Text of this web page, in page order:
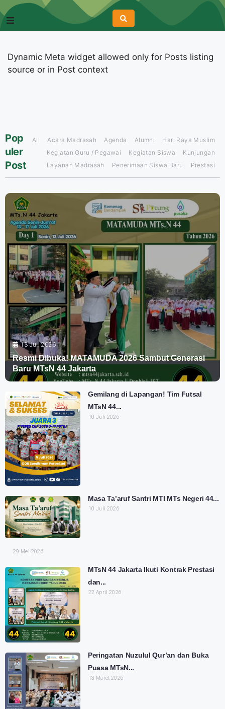
Dynamic Meta widget allowed only for Posts listing
source or in Post context
Pop
uler
Post
All Acara Madrasah Agenda Alumni
Hari Raya Muslim
Kegiatan Guru / Pegawai
Kegiatan Siswa
Kunjungan
Layanan Madrasah
Penerimaan Siswa Baru Prestasi
13 Juli 2026
Resmi Dibuka! MATAMUDA 2026 Sambut Generasi
Baru MTsN 44 Jakarta
Gemilang di Lapangan! Tim Futsal
MTsN 44...
10 Juli 2026
Masa Ta’aruf Santri MTI MTs Negeri 44...
10 Juli 2026
29 Mei 2026
MTsN 44 Jakarta Ikuti Kontrak Prestasi
dan...
22 April 2026
Peringatan Nuzulul Qur’an dan Buka
Puasa MTsN...
13 Maret 2026